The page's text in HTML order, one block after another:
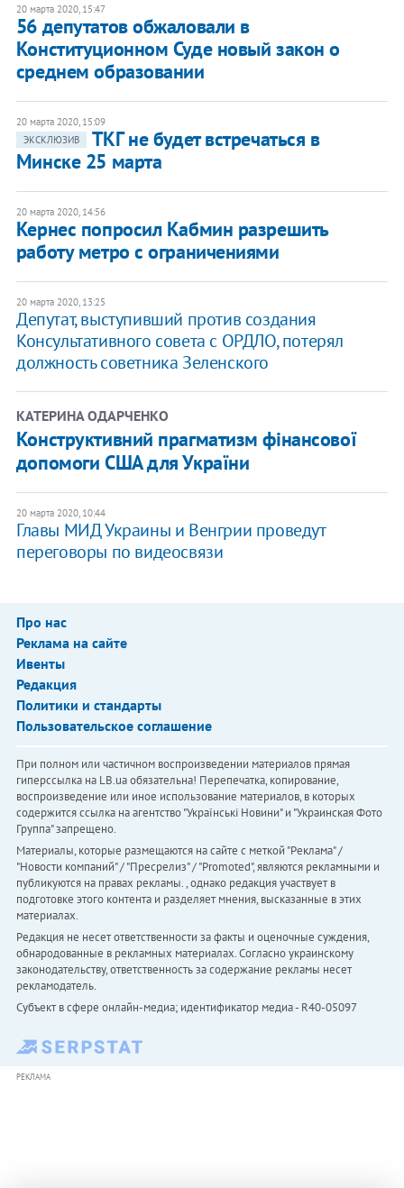
20 марта 2020, 15:47
56 депутатов обжаловали в
Конституционном Суде новый закон о
среднем образовании
20 марта 2020, 15:09
ЭКСКЛЮЗИВ
ТКГ не будет встречаться в
Минске 25 марта
20 марта 2020, 14:56
Кернес попросил Кабмин разрешить
работу метро с ограничениями
20 марта 2020, 13:25
Депутат, выступивший против создания
Консультативного совета с ОРДЛО, потерял
должность советника Зеленского
КАТЕРИНА ОДАРЧЕНКО
Конструктивний прагматизм фінансової
допомоги США для України
20 марта 2020, 10:44
Главы МИД Украины и Венгрии проведут
переговоры по видеосвязи
Про нас
Реклама на сайте
Ивенты
Редакция
Политики и стандарты
Пользовательское соглашение
При полном или частичном воспроизведении материалов прямая
гиперссылка на LB.ua обязательна! Перепечатка, копирование,
воспроизведение или иное использование материалов, в которых
содержится ссылка на агентство "Українськi Новини" и "Украинская Фото
Группа" запрещено.
Материалы, которые размещаются на сайте с меткой "Реклама" /
"Новости компаний" / "Пресрелиз" / "Promoted", являются рекламными и
публикуются на правах рекламы. , однако редакция участвует в
подготовке этого контента и разделяет мнения, высказанные в этих
материалах.
Редакция не несет ответственности за факты и оценочные суждения,
обнародованные в рекламных материалах. Согласно украинскому
законодательству, ответственность за содержание рекламы несет
рекламодатель.
Субъект в сфере онлайн-медиа; идентификатор медиа - R40-05097
РЕКЛАМА